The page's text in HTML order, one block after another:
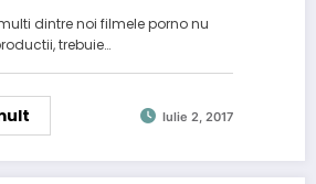
dintre noi filmele porno nu
trebuie…
Iulie 2, 2017